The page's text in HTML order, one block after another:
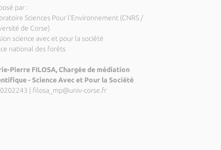
par :
Sciences Pour l'Environnement (CNRS /
de Corse)
science avec et pour la société
national des forêts
Pierre FILOSA, Chargée de médiation
- Science Avec et Pour la Société
filosa_mp@univ-corse.fr